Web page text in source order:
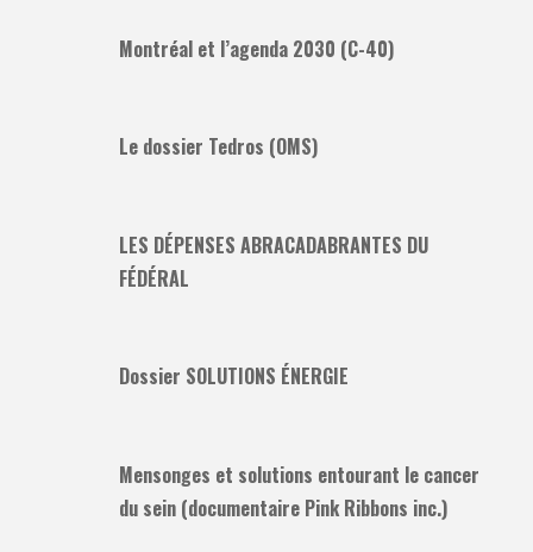
Montréal et l’agenda 2030 (C-40)
Le dossier Tedros (OMS)
LES DÉPENSES ABRACADABRANTES DU
FÉDÉRAL
Dossier SOLUTIONS ÉNERGIE
Mensonges et solutions entourant le cancer
du sein (documentaire Pink Ribbons inc.)